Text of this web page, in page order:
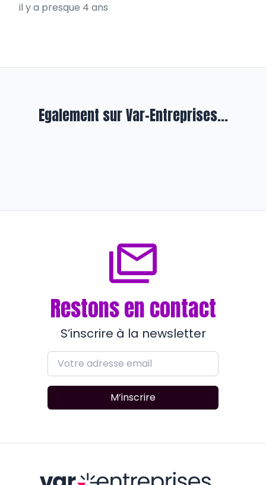
il y a presque 4 ans
Egalement sur Var-Entreprises...
Restons en contact
S’inscrire à la newsletter
M’inscrire